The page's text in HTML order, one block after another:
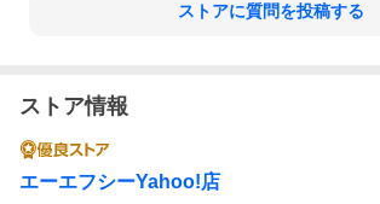
ストアに質問を投稿する
ストア情報
エーエフシーYahoo!店